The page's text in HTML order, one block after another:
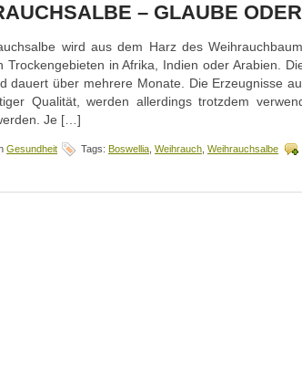
– GLAUBE
wird aus dem Harz des
Trockengebieten in Afrika, Indien oder Arabien.
dauert über mehrere Monate. Die Erzeugnisse
Qualität, werden allerdings trotzdem
Je […]
Gesundheit Tags: Boswellia Weihrauch Weihrauchsalbe